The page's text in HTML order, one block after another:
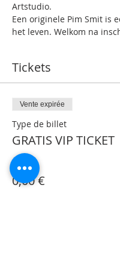
Artstudio.
Een originele Pim Smit is
het leven. Welkom na
Tickets
Vente expirée
Type de billet
GRATIS VIP TICKET
Prix
0,00 €